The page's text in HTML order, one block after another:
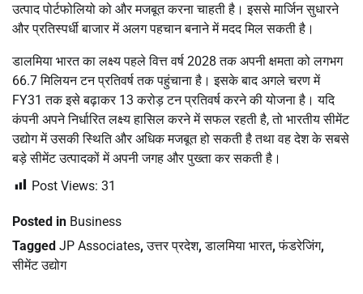
उत्पाद पोर्टफोलियो को और मजबूत करना चाहती है। इससे मार्जिन सुधारने
और प्रतिस्पर्धी बाजार में अलग पहचान बनाने में मदद मिल सकती है।
डालमिया भारत का लक्ष्य पहले वित्त वर्ष 2028 तक अपनी क्षमता को लगभग
66.7 मिलियन टन प्रतिवर्ष तक पहुंचाना है। इसके बाद अगले चरण में
FY31 तक इसे बढ़ाकर 13 करोड़ टन प्रतिवर्ष करने की योजना है। यदि
कंपनी अपने निर्धारित लक्ष्य हासिल करने में सफल रहती है, तो भारतीय सीमेंट
उद्योग में उसकी स्थिति और अधिक मजबूत हो सकती है तथा वह देश के सबसे
बड़े सीमेंट उत्पादकों में अपनी जगह और पुख्ता कर सकती है।
Post Views: 31
Posted in Business
Tagged JP Associates,उत्तर प्रदेश,डालमिया भारत,फंडरेजिंग,
सीमेंट उद्योग